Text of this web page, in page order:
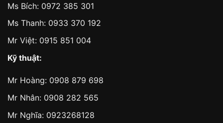
Ms Bích: 0972 385 301
Ms Thanh: 0933 370 192
Mr Việt: 0915 851 004
Kỹ thuật:
Mr Hoàng: 0908 879 698
Mr Nhân: 0908 282 565
Mr Nghĩa: 0923268128